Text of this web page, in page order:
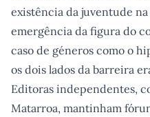
existência da juventude
emergência da figura do
caso de géneros como o
os dois lados da barreira
Editoras independentes,
Matarroa, mantinham